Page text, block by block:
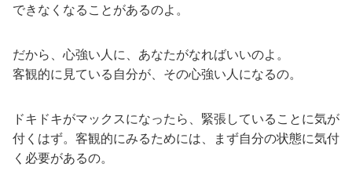
できなくなることがあるのよ。
だから、心強い人に、あなたがなればいいのよ。
客観的に見ている自分が、その心強い人になるの。
ドキドキがマックスになったら、緊張していることに気が
付くはず。客観的にみるためには、まず自分の状態に気付
く必要があるの。